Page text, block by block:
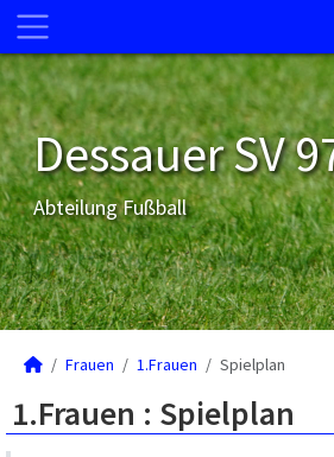
Dessauer SV
Abteilung Fußball
Frauen 1.Frauen Spielplan
1.Frauen : Spielplan